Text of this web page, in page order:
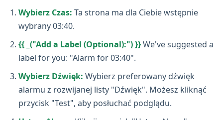
Wybierz Czas: Ta strona ma dla Ciebie wstępnie
wybrany 03:40.
{{ _("Add a Label (Optional):") }}We've suggested a
label for you: "Alarm for 03:40".
Wybierz Dźwięk: Wybierz preferowany dźwięk
alarmu z rozwijanej listy "Dźwięk". Możesz kliknąć
przycisk "Test", aby posłuchać podglądu.